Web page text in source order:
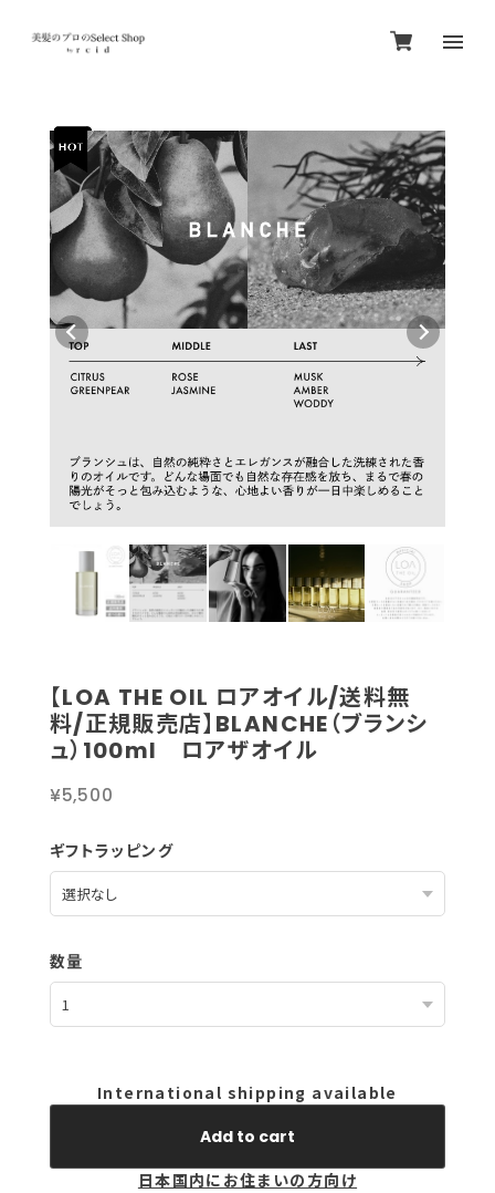
【LOA THE OIL ロアオイル/送料無
料/正規販売店】BLANCHE（ブランシ
ュ）100ml ロアザオイル
¥5,500
ギフトラッピング
数量
International shipping available
Add to cart
日本国内にお住まいの方向け